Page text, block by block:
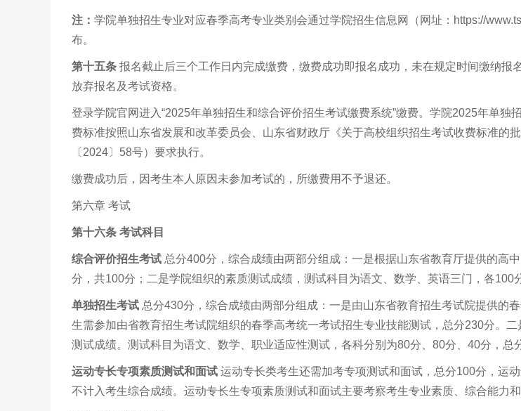
注： 学院单独招生专业对应春季高考专业类别会通过学院招生信息网（网址：https://
布。
第十五条 报名截止后三个工作日内完成缴费，缴费成功即报名成功，未在规定时间缴纳报
放弃报名及考试资格。
登录学院官网进入“2025年单独招生和综合评价招生考试缴费系统”缴费。学院2025年单独
费标准按照山东省发展和改革委员会、山东省财政厅《关于高校组织招生考试收费标准的
〔2024〕58号）要求执行。
缴费成功后，因考生本人原因未参加考试的，所缴费用不予退还。
第六章 考试
第十六条 考试科目
综合评价招生考试 总分400分，综合成绩由两部分组成：一是根据山东省教育厅提供的高
分，共100分；二是学院组织的素质测试成绩，测试科目为语文、数学、英语三门，各100
单独招生考试 总分430分，综合成绩由两部分组成：一是由山东省教育招生考试院提供的
生需参加由省教育招生考试院组织的春季高考统一考试招生专业技能测试，总分230分。
测试成绩。测试科目为语文、数学、职业适应性测试，各科分别为80分、80分、40分，总
运动专长专项素质测试和面试 运动专长类考生还需加考专项测试和面试，总分100分，运
不计入考生综合成绩。运动专长生专项素质测试和面试主要考察考生专业素质、综合能力和